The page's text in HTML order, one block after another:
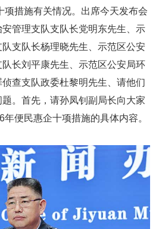
项措施有关情况。出席今天发布会
管理支队支队长党明东先生、示
支队长杨理晓先生、示范区公安
长刘平康先生、示范区公安局环
查支队政委杜黎明先生、请他们
。首先，请孙凤钊副局长向大家
便民惠企十项措施的具体内容。